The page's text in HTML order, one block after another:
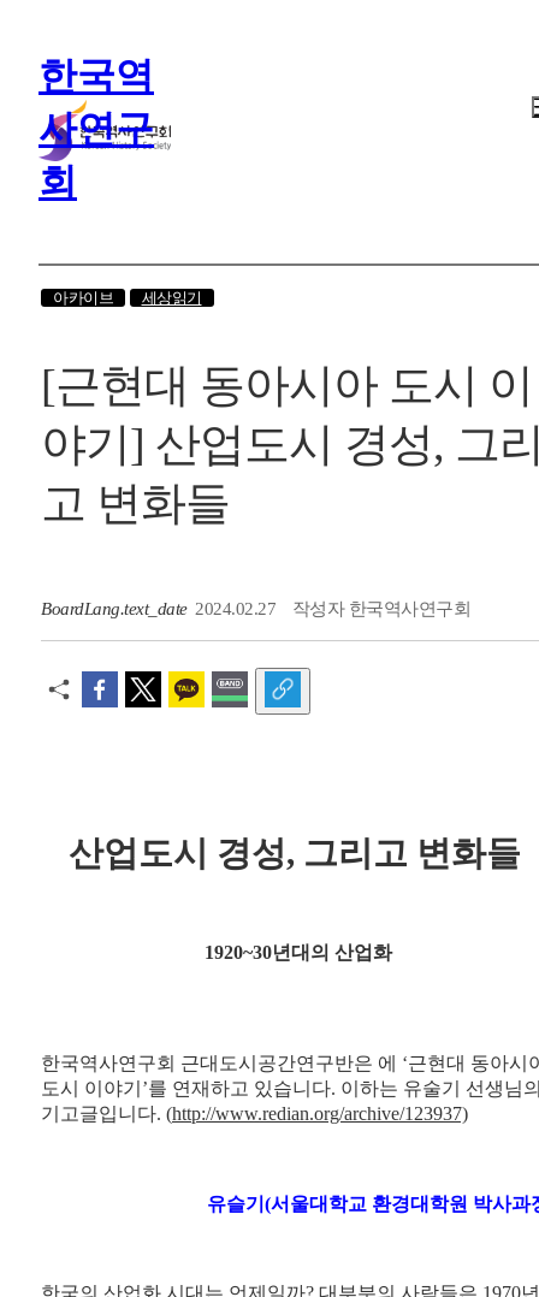
한국역
사연구
회
아카이브 세상읽기
[근현대 동아시아 도시 이
야기] 산업도시 경성, 그
고 변화들
BoardLang.text_date 2024.02.27 작성자한국역사연구회
산업도시 경성, 그리고 변화들
1920~30년대의 산업화
한국역사연구회 근대도시공간연구반은 에 ‘근현대 동아시
도시 이야기’를 연재하고 있습니다. 이하는 유술기 선생님
기고글입니다. (http://www.redian.org/archive/123937)
유슬기(서울대학교 환경대학원 박사과